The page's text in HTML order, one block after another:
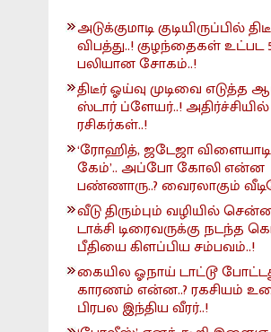
அடுக்குமாடி குடியிருப்பில்
விபத்து..! குழந்தைகள் உட்பட
பலியான சோகம்..!
திடீர் ஓய்வு முடிவை எடுத்த
ஸ்டார் ப்ளேயர்..! அதிர்ச்சியில்
ரசிகர்கள்..!
‘ரோஹித், ஜடேஜா
கேம்’.. அப்போ கோலி என்ன
பண்ணாரு..? வைரலாகும்
வீடு திரும்பும் வழியில்
டாக்சி டிரைவருக்கு நடந்த
பீதியை கிளப்பிய சம்பவம்..!
கையில ஓநாய் டாட்டூ
காரணம் என்ன..? ரகசியம்
பிரபல இந்திய வீரர்..!